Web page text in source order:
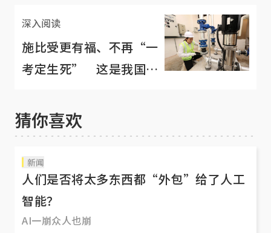
深入阅读
施比受更有福、不再“一
考定生死” 这是我国新
猜你喜欢
新闻
人们是否将太多东西都“外包”给了人工
智能？
AI一崩众人也崩